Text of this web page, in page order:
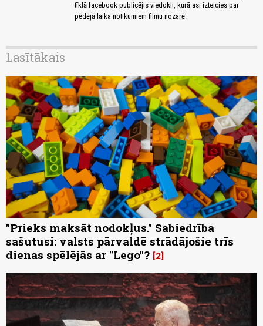
tīklā facebook publicējis viedokli, kurā asi izteicies par
pēdējā laika notikumiem filmu nozarē.
Lasītākais
"Prieks maksāt nodokļus." Sabiedrība
sašutusi: valsts pārvaldē strādājošie trīs
dienas spēlējās ar "Lego"? 2